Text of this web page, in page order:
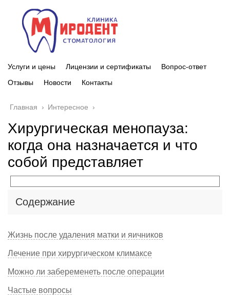
Услуги и цены Лицензии и сертификаты
Вопрос-ответ
Отзывы
Новости Контакты
Главная › Интересное ›
Хирургическая менопауза:
когда она назначается и что
собой представляет
Содержание
Жизнь после удаления матки и яичников
Лечение при хирургическом климаксе
Можно ли забеременеть после операции
Частые вопросы